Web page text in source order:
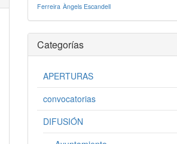
Ferreira Àngels Escandell
Categorías
APERTURAS
convocatorias
DIFUSIÓN